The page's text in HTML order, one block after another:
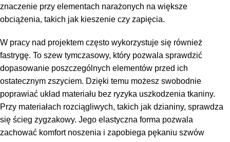
znaczenie przy elementach narażonych na większe
obciążenia, takich jak kieszenie czy zapięcia.
W pracy nad projektem często wykorzystuje się również
fastrygę. To szew tymczasowy, który pozwala sprawdzić
dopasowanie poszczególnych elementów przed ich
ostatecznym zszyciem. Dzięki temu możesz swobodnie
poprawiać układ materiału bez ryzyka uszkodzenia tkaniny.
Przy materiałach rozciągliwych, takich jak dzianiny, sprawdza
się ścieg zygzakowy. Jego elastyczna forma pozwala
zachować komfort noszenia i zapobiega pękaniu szwów